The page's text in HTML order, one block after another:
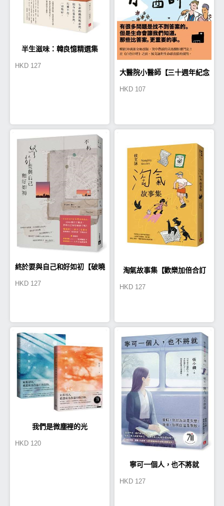
半生滋味：韓良憶精選集
HKD 127
大醫院小醫師【三十週年紀念
HKD 107
終於要與自己和好如初【破曉
HKD 127
淘氣故事集【歡樂加倍合訂
HKD 127
我們是微塵裡的光
HKD 120
寧可一個人，也不將就
HKD 127